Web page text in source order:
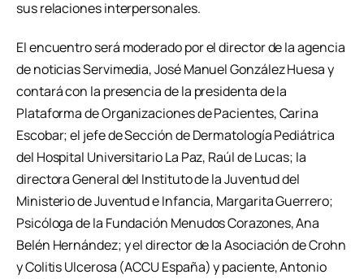
sus relaciones interpersonales.
El encuentro será moderado por el director de la agencia
de noticias Servimedia, José Manuel González Huesa y
contará con la presencia de la presidenta de la
Plataforma de Organizaciones de Pacientes, Carina
Escobar; el jefe de Sección de Dermatología Pediátrica
del Hospital Universitario La Paz, Raúl de Lucas; la
directora General del Instituto de la Juventud del
Ministerio de Juventud e Infancia, Margarita Guerrero;
Psicóloga de la Fundación Menudos Corazones, Ana
Belén Hernández; y el director de la Asociación de Crohn
y Colitis Ulcerosa (ACCU España) y paciente, Antonio